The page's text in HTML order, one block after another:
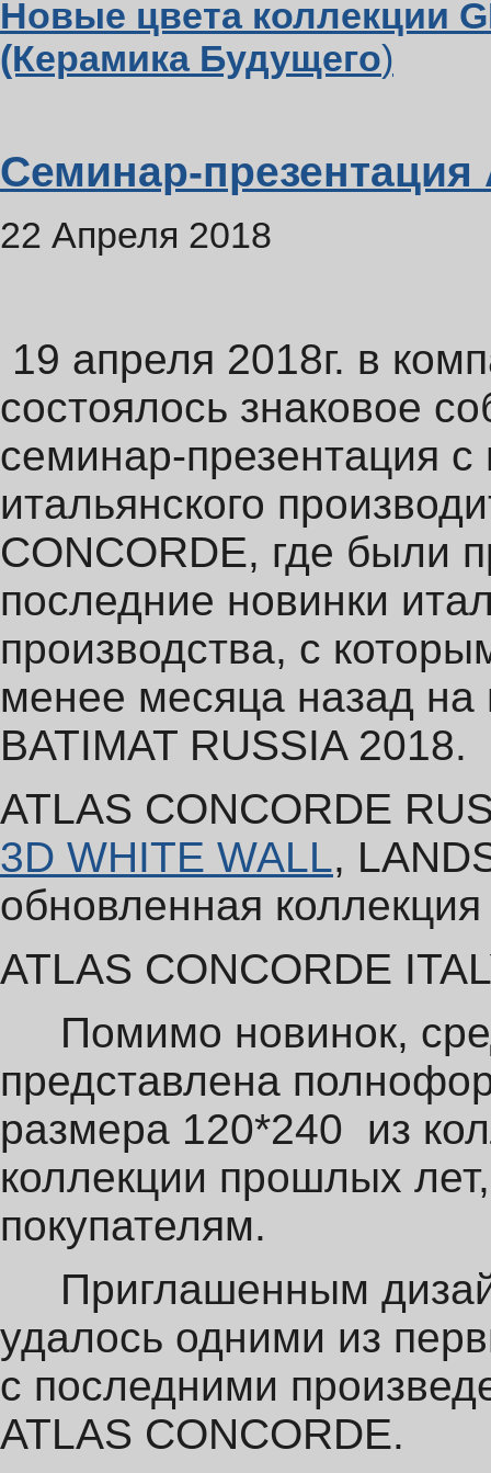
Новые цвета коллекции
(Керамика Будущего)
Семинар-презентация
22 Апреля 2018
19 апреля 2018г. в
состоялось знаковое
семинар-презентация
итальянского
CONCORDE, где были
последние новинки
производства, с
менее месяца назад
BATIMAT RUSSIA 2018.
ATLAS CONCORDE
3D WHITE WALL,
обновленная
ATLAS CONCORDE
Помимо новинок,
представлена
размера 120*240 из
коллекции прошлых
покупателям.
Приглашенным
удалось одними из
с последними
ATLAS CONCORDE.